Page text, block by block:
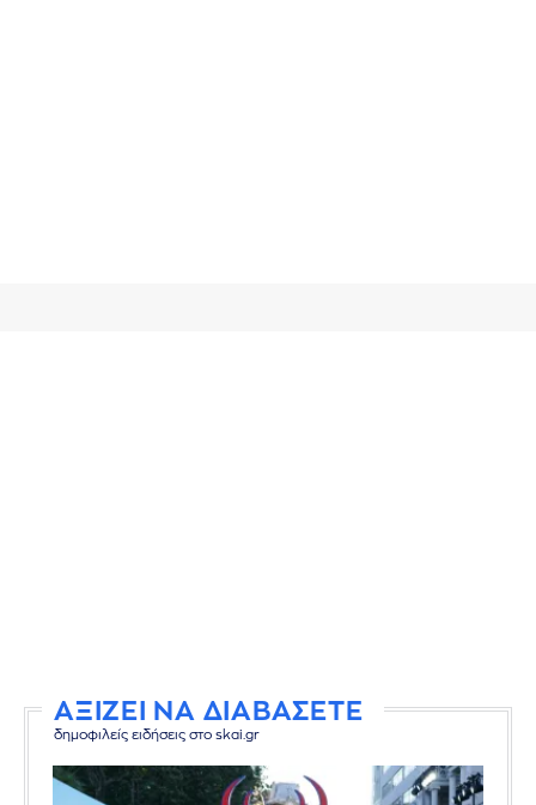
ΑΞΙΖΕΙ ΝΑ ΔΙΑΒΑΣΕΤΕ
δημοφιλείς ειδήσεις στο skai.gr